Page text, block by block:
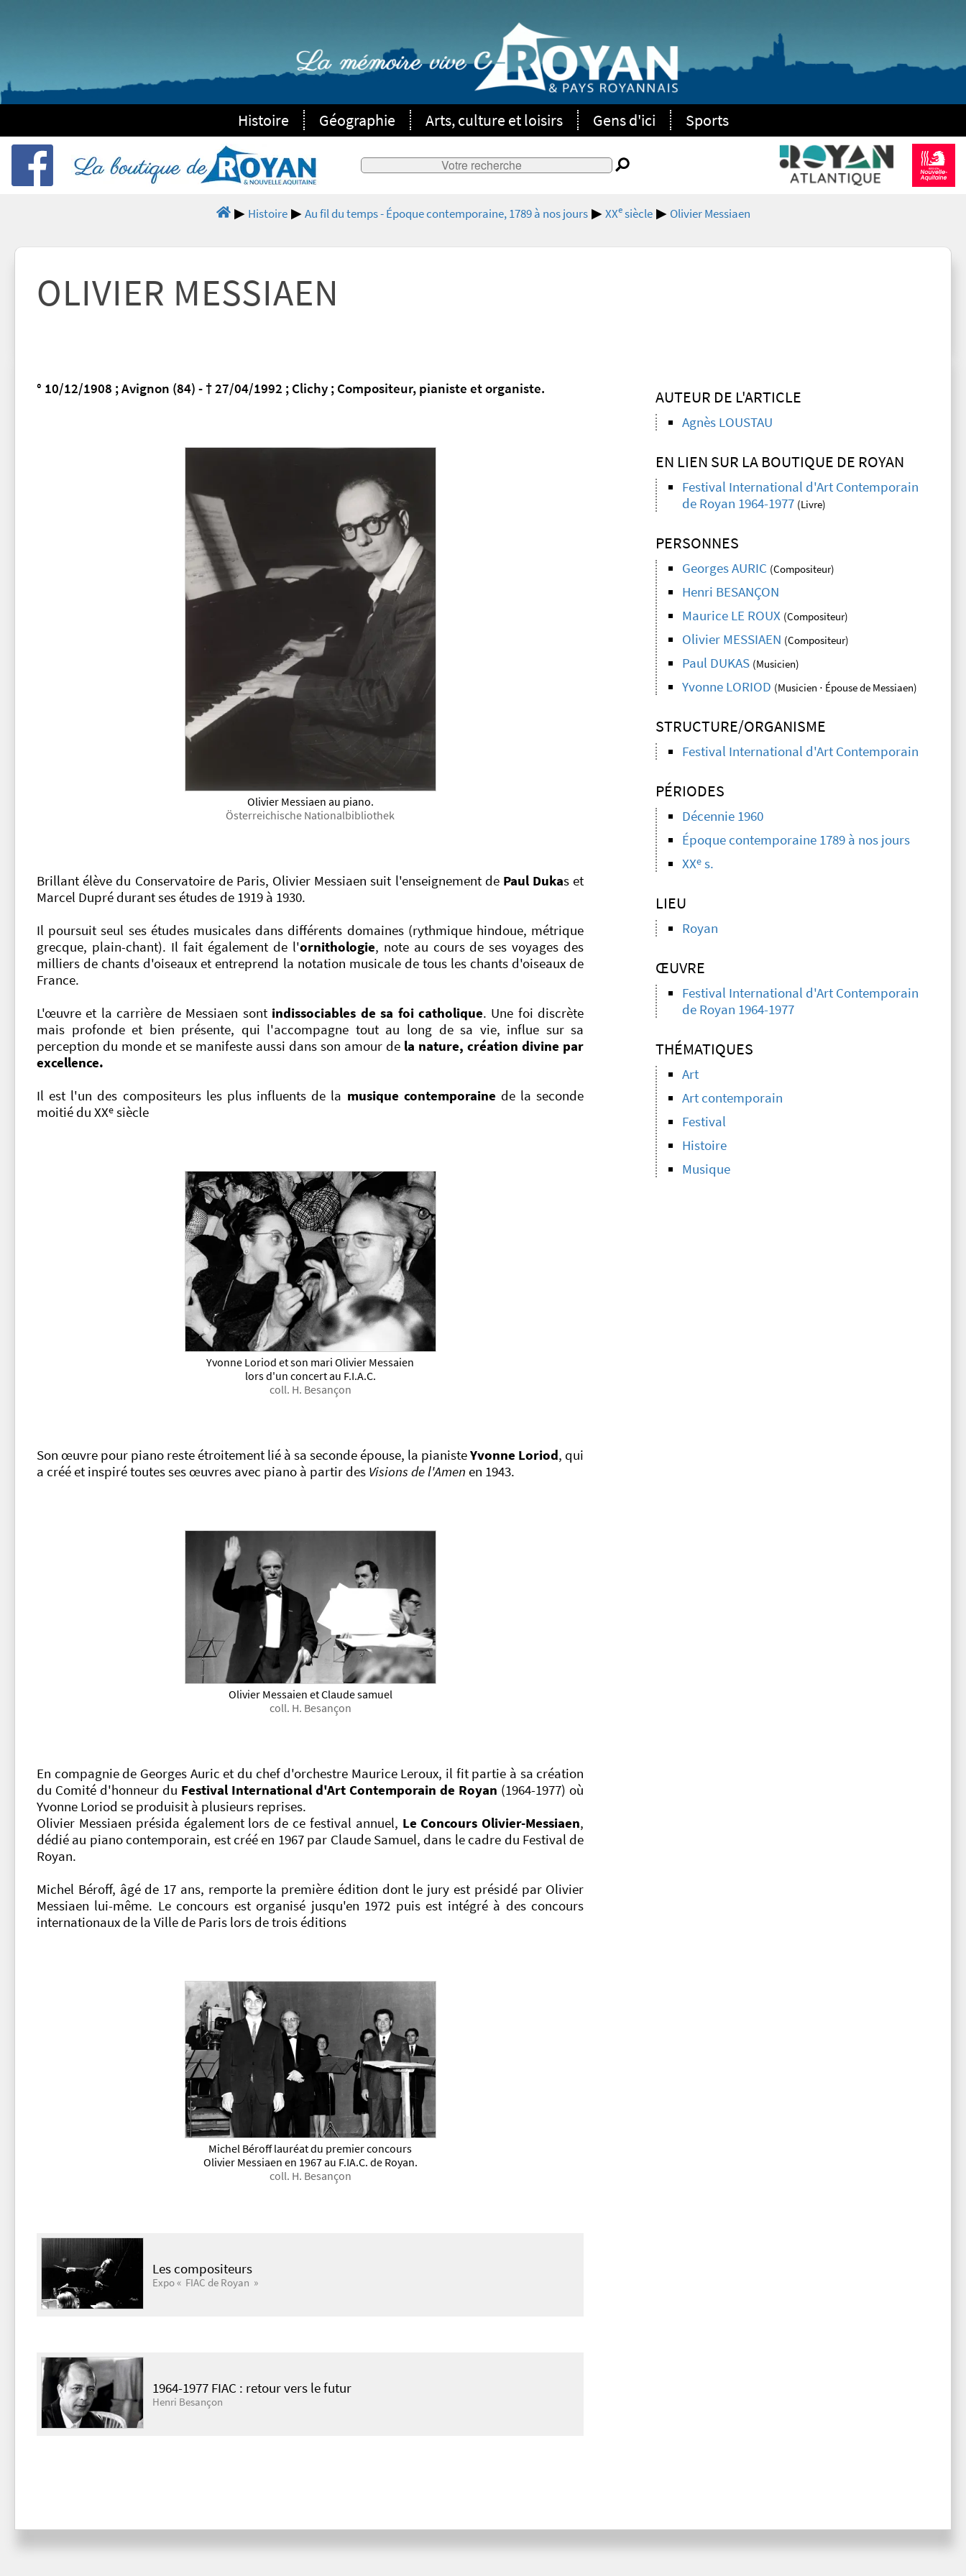
Histoire Géographie Arts, culture et loisirs Gens d'ici Sports
Histoire Au fil du temps - Époque contemporaine, 1789 à nos jours XXesiècle Olivier Messiaen
OLIVIER MESSIAEN
° 10/12/1908 ; Avignon (84) - † 27/04/1992 ; Clichy ; Compositeur, pianiste et organiste.
Olivier Messiaen au piano.
Österreichische Nationalbibliothek
Brillant élève du Conservatoire de Paris, Olivier Messiaen suit l'enseignement de Paul Dukas et
Marcel Dupré durant ses études de 1919 à 1930.
Il poursuit seul ses études musicales dans différents domaines (rythmique hindoue, métrique
grecque, plain-chant). Il fait également de l'ornithologie, note au cours de ses voyages des
milliers de chants d'oiseaux et entreprend la notation musicale de tous les chants d'oiseaux de
France.
L'œuvre et la carrière de Messiaen sont indissociables de sa foi catholique. Une foi discrète
mais profonde et bien présente, qui l'accompagne tout au long de sa vie, influe sur sa
perception du monde et se manifeste aussi dans son amour de la nature, création divine par
excellence.
Il est l'un des compositeurs les plus influents de la musique contemporaine de la seconde
moitié du XXe siècle
Yvonne Loriod et son mari Olivier Messaien
lors d'un concert au F.I.A.C.
coll. H. Besançon
Son œuvre pour piano reste étroitement lié à sa seconde épouse, la pianisteYvonne Loriod, qui
a créé et inspiré toutes ses œuvres avec piano à partir des Visions de l'Amen en 1943.
Olivier Messaien et Claude samuel
coll. H. Besançon
En compagnie de Georges Auric et du chef d'orchestre Maurice Leroux, il fit partie à sa création
du Comité d'honneur du Festival International d'Art Contemporain de Royan (1964-1977) où
Yvonne Loriod se produisit à plusieurs reprises.
Olivier Messiaen présida également lors de ce festival annuel, Le Concours Olivier-Messiaen,
dédié au piano contemporain, est créé en 1967 par Claude Samuel, dans le cadre du Festival de
Royan.
Michel Béroff, âgé de 17 ans, remporte la première édition dont le jury est présidé par Olivier
Messiaen lui-même. Le concours est organisé jusqu'en 1972 puis est intégré à des concours
internationaux de la Ville de Paris lors de trois éditions
Michel Béroff lauréat du premier concours
Olivier Messiaen en 1967 au F.IA.C. de Royan.
coll. H. Besançon
Les compositeurs
Expo « FIAC de Royan »
1964-1977 FIAC : retour vers le futur
Henri Besançon
AUTEUR DE L'ARTICLE
Agnès LOUSTAU
EN LIEN SUR LA BOUTIQUE DE ROYAN
Festival International d'Art Contemporain
de Royan 1964-1977 (Livre)
PERSONNES
Georges AURIC (Compositeur)
Henri BESANÇON
Maurice LE ROUX (Compositeur)
Olivier MESSIAEN (Compositeur)
Paul DUKAS (Musicien)
Yvonne LORIOD (Musicien ⋅ Épouse de Messiaen)
STRUCTURE/ORGANISME
Festival International d'Art Contemporain
PÉRIODES
Décennie 1960
Époque contemporaine 1789 à nos jours
XXe s.
LIEU
Royan
ŒUVRE
Festival International d'Art Contemporain
de Royan 1964-1977
THÉMATIQUES
Art
Art contemporain
Festival
Histoire
Musique